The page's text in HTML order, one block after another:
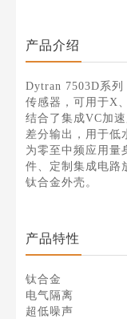
产品介绍
Dytran 7503D系
传感器，可用于X
结合了集成VC加
差分输出，用于低
为零至中频应用量
件、定制集成电路
钛合金外壳。
产品特性
钛合金
电气隔离
超低噪声